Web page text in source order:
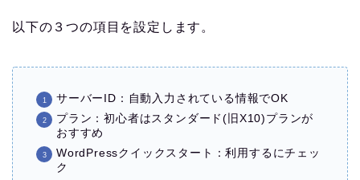
以下の３つの項目を設定します。
サーバーID：自動入力されている情報でOK
プラン：初心者はスタンダード(旧X10)プランが
おすすめ
WordPressクイックスタート：利用するにチェッ
ク